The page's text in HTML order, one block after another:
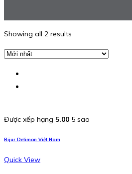
Showing all 2 results
Được xếp hạng 5.00 5 sao
Bijur Delimon Việt Nam
Quick View